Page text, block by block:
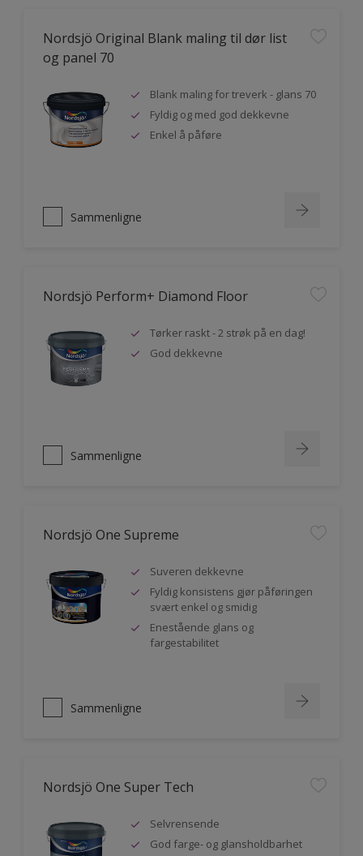
Nordsjö Original Blank maling til dør list
og panel 70
Blank maling for treverk - glans 70
Fyldig og med god dekkevne
Enkel å påføre
Sammenligne
Nordsjö Perform+ Diamond Floor
Tørker raskt - 2 strøk på en dag!
God dekkevne
Sammenligne
Nordsjö One Supreme
Suveren dekkevne
Fyldig konsistens gjør påføringen
svært enkel og smidig
Enestående glans og
fargestabilitet
Sammenligne
Nordsjö One Super Tech
Selvrensende
God farge- og glansholdbarhet